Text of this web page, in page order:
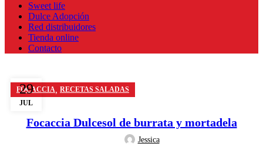
Sweet life
Dulce Adopción
Red distribuidores
Tienda online
Contacto
29
JUL
FOCACCIA, RECETAS SALADAS
Focaccia Dulcesol de burrata y mortadela
Jessica